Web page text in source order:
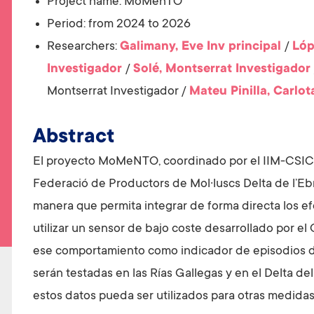
Period: from 2024 to 2026
Researchers: Galimany, Eve Inv principal /
Investigador / Solé, Montserrat Investigador
Montserrat Investigador / Mateu Pinilla,
Abstract
El proyecto MoMeNTO, coordinado por el IIM-
Federació de Productors de Mol·luscs Delta de
manera que permita integrar de forma directa los
utilizar un sensor de bajo coste desarrollado por
ese comportamiento como indicador de episodios
serán testadas en las Rías Gallegas y en el Delta
estos datos pueda ser utilizados para otras